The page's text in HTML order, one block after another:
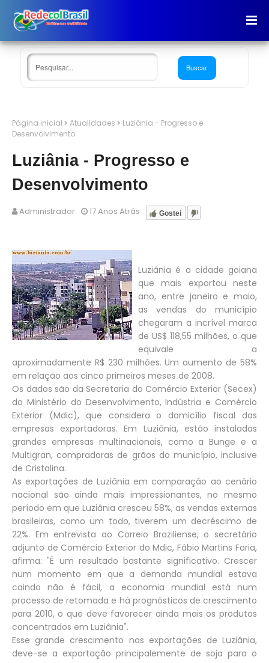
Página inicial Atualidades
Luziânia - Progresso e
Desenvolvimento
Luziânia - Progresso e
Desenvolvimento
Administrador Gostei
17 Anos Atrás
Luziânia é a cidade goiana
que mais exportou neste
ano, entre janeiro e maio,
as vendas do município
chegaram a incrível marca
de US$ 118,55 milhões, o que
equivale a
aproximadamente R$ 230 milhões. Um aumento de 58%
em relação aos cinco primeiros meses de 2008.
Os dados são da Secretaria do Comércio Exterior (Secex)
do Ministério do Desenvolvimento, Indústria e Comércio
Exterior (Mdic), que considera o domicílio fiscal das
empresas exportadoras. Em Luziânia, estão instaladas
grandes empresas multinacionais, como a Bunge e a
Multigran, compradoras de grãos do município, inclusive
de Cristalina.
As exportações de Luziânia em comparação ao cenário
nacional são ainda mais impressionantes, no mesmo
período em que Luziânia cresceu 58%, as vendas externas
brasileiras, como um todo, tiverem um decréscimo de
22%. Em entrevista ao Correio Braziliense, o secretário
adjunto de Comércio Exterior do Mdic, Fábio Martins Faria,
afirma: "É um resultado bastante significativo. Crescer
num momento em que a demanda mundial estava
caindo não é fácil, a economia mundial está num
processo de retomada e há prognósticos de crescimento
para 2010, o que deve favorecer ainda mais os produtos
concentrados em Luziânia".
Esse grande crescimento nas exportações de Luziânia,
deve-se a exportação principalemente de soja para o